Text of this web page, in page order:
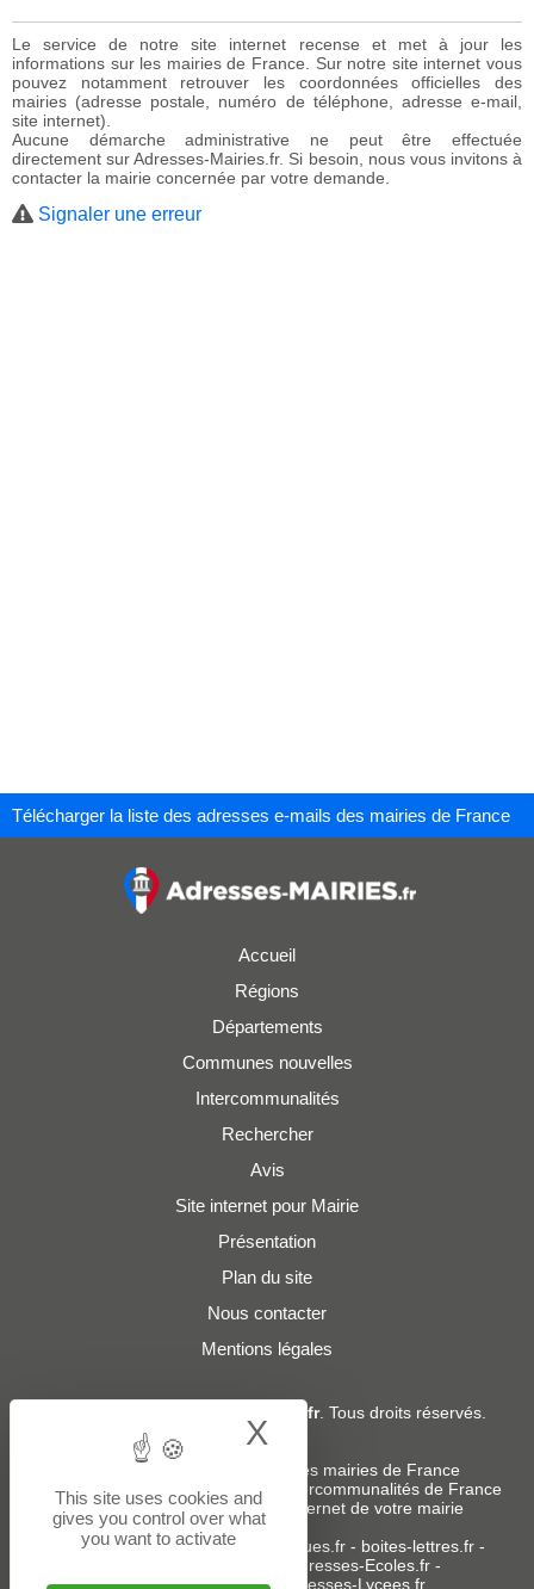
Le service de notre site internet recense et met à jour les
informations sur les mairies de France. Sur notre site internet vous
pouvez notamment retrouver les coordonnées officielles des
mairies (adresse postale, numéro de téléphone, adresse e-mail,
site internet).
Aucune démarche administrative ne peut être effectuée
directement sur Adresses-Mairies.fr. Si besoin, nous vous invitons à
contacter la mairie concernée par votre demande.
Signaler une erreur
Télécharger la liste des adresses e-mails des mairies de France
Accueil
Régions
Départements
Communes nouvelles
Intercommunalités
Rechercher
Avis
Site internet pour Mairie
Présentation
Plan du site
Nous contacter
Mentions légales
Adresses-Mairies.fr. Tous droits réservés.
Services :
Liste des adresses e-mails des mairies de France
Liste des adresses e-mails des intercommunalités de France
-Création ou refonte du site internet de votre mairie
Sites partenaires:donneespubliques.fr- boites-lettres.fr-
Adresses-Ecoles.fr -
Adresses-Colleges.fr- Adresses-Lycees.fr
This site uses cookies and
gives you control over what
you want to activate
X